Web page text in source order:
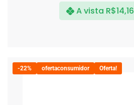
A vista R$14,16
-22% ofertaconsumidor Oferta!